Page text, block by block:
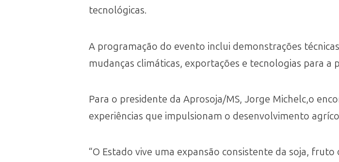
tecnológicas.
A programação do evento inclui demonstrações
mudanças climáticas, exportações e tecnologias para a
Para o presidente da Aprosoja/MS, Jorge Michelc,o
experiências que impulsionam o desenvolvimento
“O Estado vive uma expansão consistente da soja,